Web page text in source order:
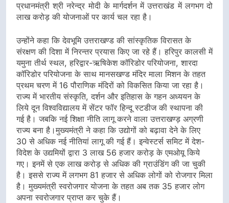
प्रधानमंत्री श्री नरेन्द्र मोदी के मार्गदर्शन में उत्तराखंड में लगभग दो
लाख करोड़ की योजनाओं पर कार्य चल रहा है।
उन्होंने कहा कि देवभूमि उत्तराखण्ड की सांस्कृतिक विरासत के
संरक्षण की दिशा में निरन्तर प्रयास किए जा रहे हैं। हरिपुर कालसी में
यमुना तीर्थ स्थल, हरिद्वार-ऋषिकेश कॉरिडोर परियोजना, शारदा
कॉरिडोर परियोजना के साथ मानसखण्ड मंदिर माला मिशन के तहत
प्रथम चरण में 16 पौराणिक मंदिरों को विकसित किया जा रहा है।
राज्य में भारतीय संस्कृति, दर्शन और इतिहास के गहन अध्ययन के
लिये दून विश्वविद्यालय में सेंटर फॉर हिन्दू स्टडीज की स्थापना की
गई है। जबकि नई शिक्षा नीति लागू करने वाला उत्तराखण्ड़ अग्रणी
राज्य बना है।मुख्यमंत्री ने कहा कि उद्योगों को बढ़ावा देने के लिए
30 से अधिक नई नीतियां लागू की गई हैं। इन्वेस्टर्स समिट में देश-
विदेश के उद्यमियों द्वारा 3 लाख 56 हजार करोड़ के एमओयू किये
गए। इनमें से एक लाख करोड़ से अधिक की ग्राउंडिंग की जा चुकी
है। इससे राज्य में लगभग 81 हजार से अधिक लोगों को रोजगार मिला
है। मुख्यमंत्री स्वरोजगार योजना के तहत अब तक 35 हजार लोग
अपना स्वरोजगार प्राप्त कर चुके हैं।